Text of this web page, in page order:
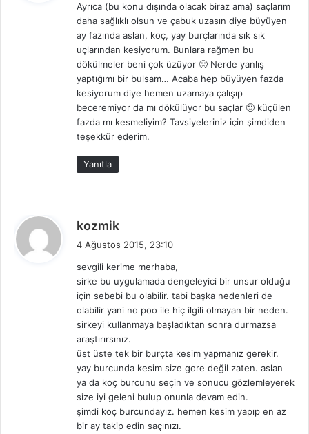
i
k
i
Ayrıca (bu konu dışında olacak biraz ama) saçlarım
daha sağlıklı olsun ve çabuk uzasın diye büyüyen
ay fazında aslan, koç, yay burçlarında sık sık
uçlarından kesiyorum. Bunlara rağmen bu
dökülmeler beni çok üzüyor 🙁 Nerde yanlış
yaptığımı bir bulsam… Acaba hep büyüyen fazda
kesiyorum diye hemen uzamaya çalışıp
beceremiyor da mı dökülüyor bu saçlar 🙂 küçülen
fazda mı kesmeliyim? Tavsiyeleriniz için şimdiden
teşekkür ederim.
Yanıtla
kozmik
i
k
i
4 Ağustos 2015, 23:10
sevgili kerime merhaba,
sirke bu uygulamada dengeleyici bir unsur olduğu
için sebebi bu olabilir. tabi başka nedenleri de
olabilir yani no poo ile hiç ilgili olmayan bir neden.
sirkeyi kullanmaya başladıktan sonra durmazsa
araştırırsınız.
üst üste tek bir burçta kesim yapmanız gerekir.
yay burcunda kesim size gore değil zaten. aslan
ya da koç burcunu seçin ve sonucu gözlemleyerek
size iyi geleni bulup onunla devam edin.
şimdi koç burcundayız. hemen kesim yapıp en az
bir ay takip edin saçınızı.